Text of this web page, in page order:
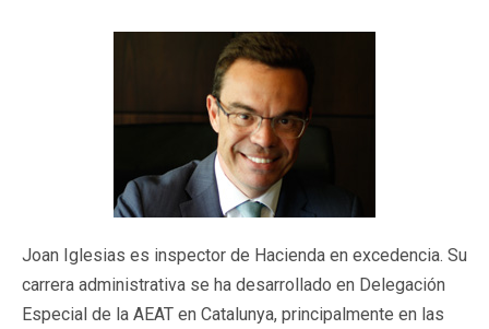
Joan Iglesias es inspector de Hacienda en excedencia. Su
carrera administrativa se ha desarrollado en Delegación
Especial de la AEAT en Catalunya, principalmente en las